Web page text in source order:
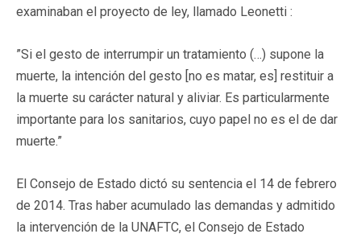
examinaban el proyecto de ley, llamado Leonetti :
”Si el gesto de interrumpir un tratamiento (…) supone la
muerte, la intención del gesto [no es matar, es] restituir a
la muerte su carácter natural y aliviar. Es particularmente
importante para los sanitarios, cuyo papel no es el de dar
muerte.”
El Consejo de Estado dictó su sentencia el 14 de febrero
de 2014. Tras haber acumulado las demandas y admitido
la intervención de la UNAFTC, el Consejo de Estado